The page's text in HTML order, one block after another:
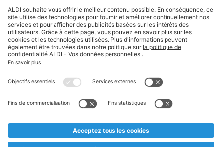
Suivez ALDI Belgique
Textes marqués d'un astérisque et mentions légales
* Nous vendons ces articles temporairement et jusqu'à
au cas où, malgré le planning bien étudié, nous serions
prématurément en rupture de stock. Prix Recupel et TVA incl.
** Sur ce site, l’utilisation de la forme masculine a été adoptée